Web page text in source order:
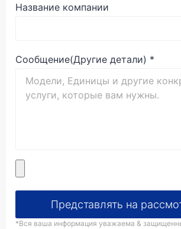
Название компании
Сообщение(Другие детали) *
Представлять на
*Вся ваша информация уважаема &